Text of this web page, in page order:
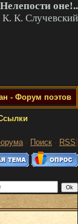
оне!..
К. К. Случевский
- Форум поэтов
· Поиск · RSS]